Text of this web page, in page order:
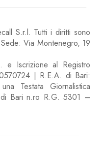
S.r.l. Tutti i diritti sono
Via Montenegro, 19
e Iscrizione al Registro
| R.E.A. di Bari:
Testata Giornalistica
di Bari n.ro R.G. 5301 –